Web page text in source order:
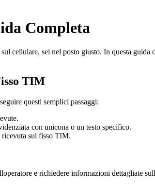
Completa
cellulare, sei nel posto giusto. In questa guida
TIM
questi semplici passaggi:
con unicona o un testo specifico.
sul fisso TIM.
e richiedere informazioni dettagliate